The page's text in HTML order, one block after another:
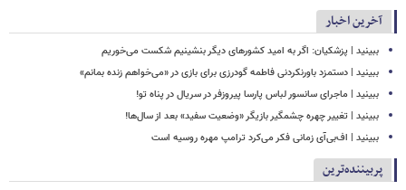
آخرین اخبار
ببینید | پزشکیان: اگر به امید کشورهای دیگر بنشینیم شکست می‌خوریم
ببینید | دستمزد باورنکردنی فاطمه گودرزی برای بازی در «می‌خواهم زنده بمانم»
ببینید | ماجرای سانسور لباس پارسا پیروزفر در سریال در پناه تو!
ببینید | تغییر چهره چشمگیر بازیگر «وضعیت سفید» بعد از سال‌ها!
ببینید | اف‌بی‌آی زمانی فکر می‌کرد ترامپ مهره روسیه است
پربیننده‌ترین